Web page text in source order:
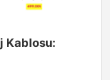
Kablosu: